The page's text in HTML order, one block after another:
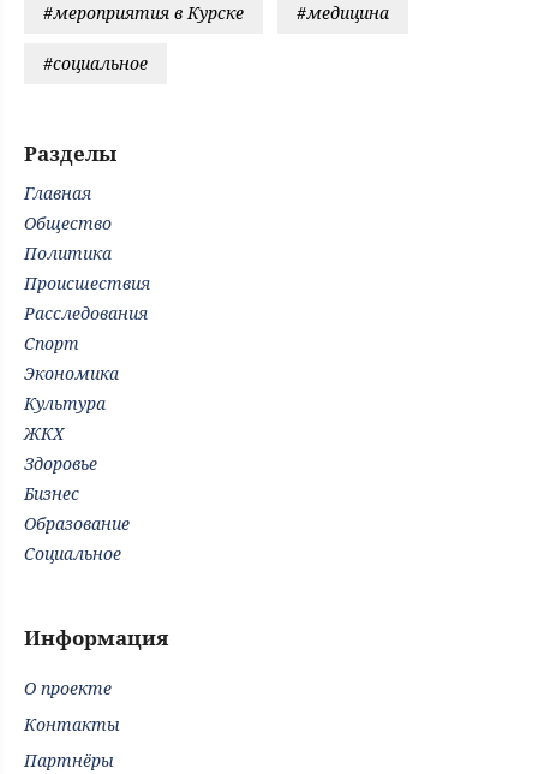
#мероприятия в Курске #медицина
#социальное
Разделы
Главная
Общество
Политика
Происшествия
Расследования
Спорт
Экономика
Культура
ЖКХ
Здоровье
Бизнес
Образование
Социальное
Информация
О проекте
Контакты
Партнёры